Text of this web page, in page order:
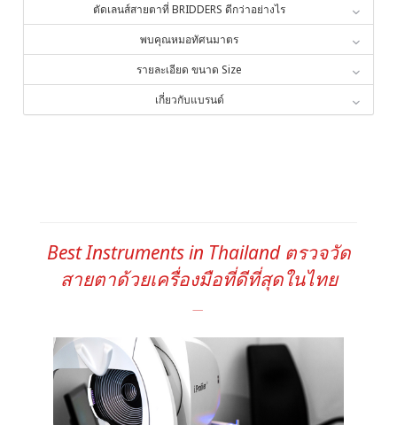
ตัดเลนส์สายตาที่ BRIDDERS ดีกว่าอย่างไร
พบคุณหมอทัศนมาตร
รายละเอียด ขนาด Size
เกี่ยวกับแบรนด์
Best Instruments in Thailand ตรวจวัด
สายตาด้วยเครื่องมือที่ดีที่สุดในไทย